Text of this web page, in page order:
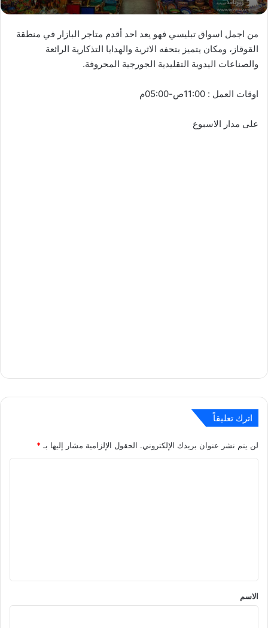
من اجمل اسواق تبليسي فهو يعد احد أقدم متاجر البازار في منطقة
القوقاز، ومكان يتميز بتحفه الاثرية والهدايا التذكارية الرائعة
والصناعات اليدوية التقليدية الجورجية المحروفة.
اوقات العمل : 11:00ص-05:00م
على مدار الاسبوع
اترك تعليقاً
لن يتم نشر عنوان بريدك الإلكتروني. الحقول الإلزامية مشار إليها بـ *
*
الاسم